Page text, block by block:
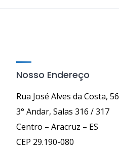
Nosso Endereço
Rua José Alves da Costa, 56
3° Andar, Salas 316 / 317
Centro – Aracruz – ES
CEP 29.190-080